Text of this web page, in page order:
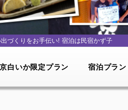
づくりをお手伝い! 宿泊は民宿かず子
京白いか限定プラン 宿泊プラン